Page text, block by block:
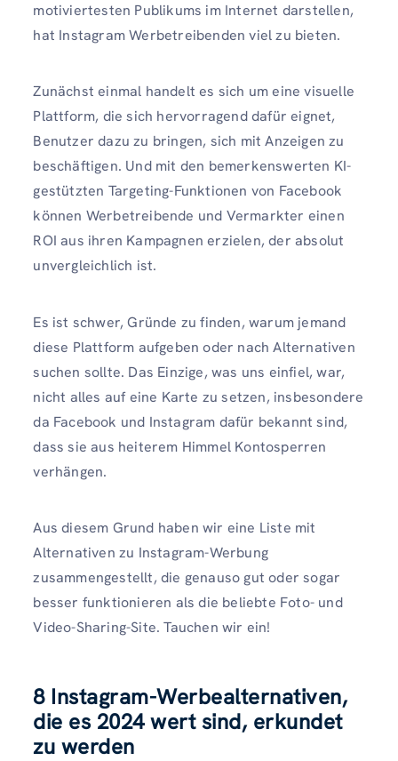
motiviertesten Publikums im Internet darstellen,
hat Instagram Werbetreibenden viel zu bieten.
Zunächst einmal handelt es sich um eine visuelle
Plattform, die sich hervorragend dafür eignet,
Benutzer dazu zu bringen, sich mit Anzeigen zu
beschäftigen. Und mit den bemerkenswerten KI-
gestützten Targeting-Funktionen von Facebook
können Werbetreibende und Vermarkter einen
ROI aus ihren Kampagnen erzielen, der absolut
unvergleichlich ist.
Es ist schwer, Gründe zu finden, warum jemand
diese Plattform aufgeben oder nach Alternativen
suchen sollte. Das Einzige, was uns einfiel, war,
nicht alles auf eine Karte zu setzen, insbesondere
da Facebook und Instagram dafür bekannt sind,
dass sie aus heiterem Himmel Kontosperren
verhängen.
Aus diesem Grund haben wir eine Liste mit
Alternativen zu Instagram-Werbung
zusammengestellt, die genauso gut oder sogar
besser funktionieren als die beliebte Foto- und
Video-Sharing-Site. Tauchen wir ein!
8 Instagram-Werbealternativen,
die es 2024 wert sind, erkundet
zu werden